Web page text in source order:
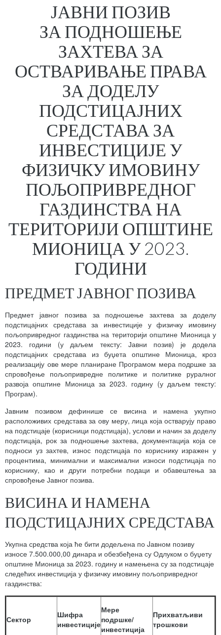
ЈАВНИ ПОЗИВ
ЗА ПОДНОШЕЊЕ
ЗАХТЕВА ЗА
ОСТВАРИВАЊЕ ПРАВА
ЗА ДОДЕЛУ
ПОДСТИЦАЈНИХ
СРЕДСТАВА ЗА
ИНВЕСТИЦИЈЕ У
ФИЗИЧКУ ИМОВИНУ
ПОЉОПРИВРЕДНОГ
ГАЗДИНСТВА НА
ТЕРИТОРИЈИ ОПШТИНЕ
МИОНИЦА У 2023.
ГОДИНИ
ПРЕДМЕТ ЈАВНОГ ПОЗИВА
Предмет јавног позива за подношење захтева за доделу
подстицајних средстава за инвестиције у физичку имовину
пољопривредног газдинства на територији општине Мионица у
2023. години (у даљем тексту: Јавни позив) је додела
подстицајних средстава из буџета општине Мионица, кроз
реализацију ове мере планиране Програмом мера подршке за
спровођење пољопривредне политике и политике руралног
развоја општине Мионица за 2023. годину (у даљем тексту:
Програм).
Јавним позивом дефинише се висина и намена укупно
расположивих средстава за ову меру, лица која остварују право
на подстицаје (корисници подстицаја), услови и начин за доделу
подстицаја, рок за подношење захтева, документација која се
подноси уз захтев, износ подстицаја по кориснику изражен у
процентима, минимални и максимални износи подстицаја по
кориснику, као и други потребни подаци и обавештења за
спровођење Јавног позива.
ВИСИНА И НАМЕНА
ПОДСТИЦАЈНИХ СРЕДСТАВА
Укупна средства која ће бити додељена по Jавном позиву
износе 7.500.000,00 динара и обезбеђена су Одлуком о буџету
општине Мионица за 2023. годину и намењена су за подстицаје
следећих инвестиција у физичку имовину пољопривредног
газдинства:
Сектор
Шифра
инвестиције
Мере
подршке/
инвестиција
Прихватљиви
трошкови